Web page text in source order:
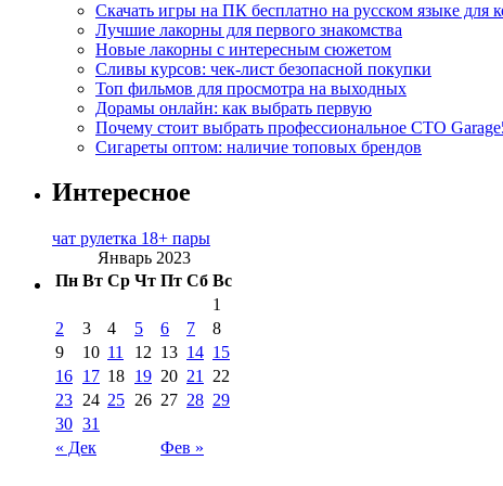
Скачать игры на ПК бесплатно на русском языке для
Лучшие лакорны для первого знакомства
Новые лакорны с интересным сюжетом
Сливы курсов: чек-лист безопасной покупки
Топ фильмов для просмотра на выходных
Дорамы онлайн: как выбрать первую
Почему стоит выбрать профессиональное СТО
Сигареты оптом: наличие топовых брендов
Интересное
чат рулетка 18+ пары
Январь 2023
Пн Вт Ср Чт Пт Сб Вс
« Дек Фев »
1
2
3 4 5 6 7
8
9
10 11 12 13 14 15
16 17 18 19 20 21
22
23 24 25 26 27 28 29
30 31